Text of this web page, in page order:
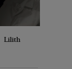
Lilith